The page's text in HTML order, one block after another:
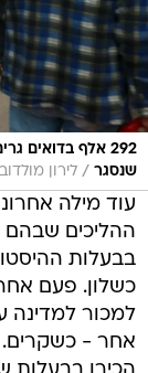
292 אלף בדואים
שנסגר / לירון מולדובן
עוד מילה
ההליכים שבהם
בבעלות
כשלון. פעם
למכור למדינה
אחר - כשקרים.